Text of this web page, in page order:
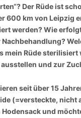
Der Rüde ist
600 km von Leipzig
werden? Wie
mein Rüde sterilisiert
ausstellen und zur
seit über 15
(=versteckte, nicht
Hodensack und